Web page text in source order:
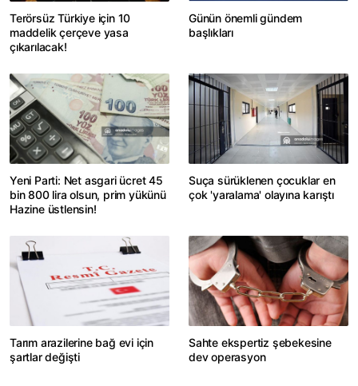
Terörsüz Türkiye için 10
maddelik çerçeve yasa
çıkarılacak!
Günün önemli gündem
başlıkları
Yeni Parti: Net asgari ücret 45
bin 800 lira olsun, prim yükünü
Hazine üstlensin!
Suça sürüklenen çocuklar en
çok 'yaralama' olayına karıştı
Tarım arazilerine bağ evi için
şartlar değişti
Sahte ekspertiz şebekesine
dev operasyon